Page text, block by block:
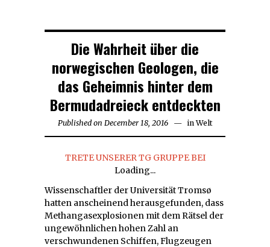
Die Wahrheit über die
norwegischen Geologen, die
das Geheimnis hinter dem
Bermudadreieck entdeckten
Published on December 18, 2016 in Welt
TRETE UNSERER TG GRUPPE BEI
Loading...
Wissenschaftler der Universität Tromsø
hatten anscheinend herausgefunden, dass
Methangasexplosionen mit dem Rätsel der
ungewöhnlichen hohen Zahl an
verschwundenen Schiffen, Flugzeugen